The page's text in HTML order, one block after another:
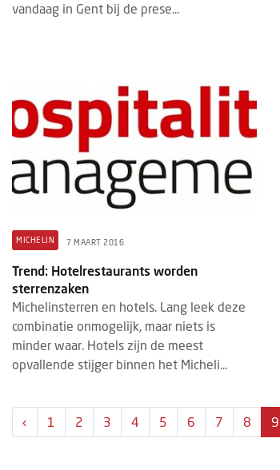
vandaag in Gent bij de prese...
MICHELIN 7 MAART 2016
Trend: Hotelrestaurants worden
sterrenzaken
Michelinsterren en hotels. Lang leek deze
combinatie onmogelijk, maar niets is
minder waar. Hotels zijn de meest
opvallende stijger binnen het Micheli...
‹ 1 2 3 4 5 6 7 8 9